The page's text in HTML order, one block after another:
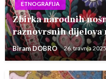
ETNOGRAFIJA
Zbirka narodnih
raznovrsnih dijelova
Biram DOBRO 26. travnja